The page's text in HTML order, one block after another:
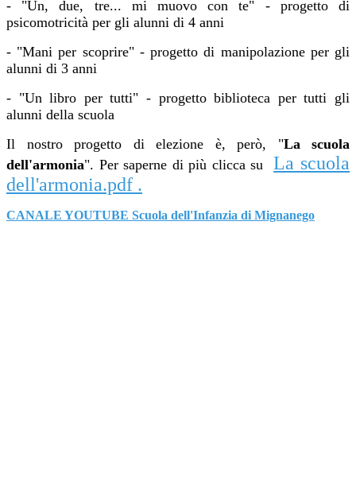
- "Un, due, tre... mi muovo con te" - progetto di
psicomotricità per gli alunni di 4 anni
- "Mani per scoprire" - progetto di manipolazione per gli
alunni di 3 anni
- "Un libro per tutti" - progetto biblioteca per tutti gli
alunni della scuola
Il nostro progetto di elezione è, però, "La scuola
dell'armonia". Per saperne di più clicca suLa scuola
dell'armonia.pdf .
CANALE YOUTUBE Scuola dell'Infanzia di Mignanego